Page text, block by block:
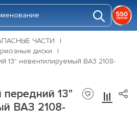
ЧАСТИ
диски
13" невентилируемый ВАЗ 2108-
13"
ВАЗ 2108-